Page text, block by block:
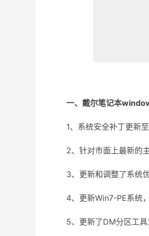
一、戴尔笔记本
1、系统安全补丁更新至
2、针对市面上最新的主
3、更新和调整了系统优
4、更新Win7-PE系统，
5、更新了DM分区工具